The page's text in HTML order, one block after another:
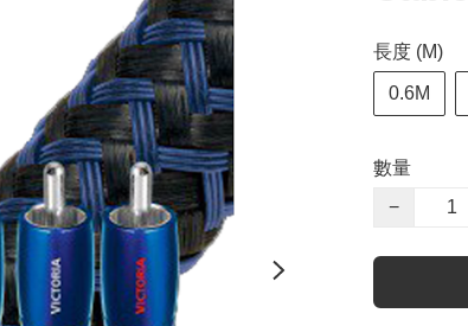
長度 (M)
0.6M
數量
−